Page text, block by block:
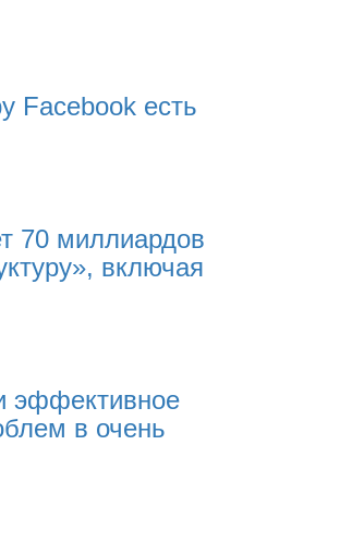
Facebook есть
70 миллиардов
включая
эффективное
в очень